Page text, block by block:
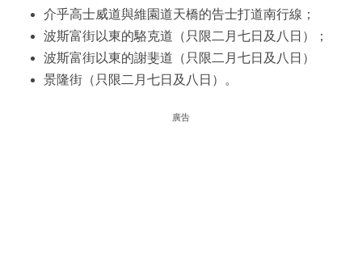
介乎高士威道與維園道天橋的告士打道南行線；
波斯富街以東的駱克道（只限二月七日及八日）；
波斯富街以東的謝斐道（只限二月七日及八日）
景隆街（只限二月七日及八日）。
廣告